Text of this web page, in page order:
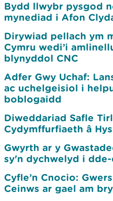
Bydd llwybr pysgod
mynediad i Afon
Dirywiad pellach ym
Cymru wedi’i
blynyddol CNC
Adfer Gwy Uchaf:
ac uchelgeisiol i
boblogaidd
Diweddariad Safle
Cydymffurfiaeth â
Gwyrth ar y
sy'n dychwelyd i
Cyfle’n Cnocio:
Ceinws ar gael am